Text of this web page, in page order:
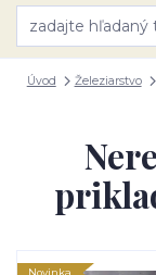
Úvod Železiarstvo
Novinka